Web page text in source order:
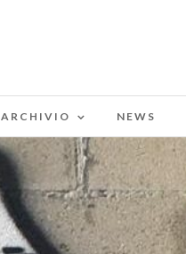
ARCHIVIO NEWS